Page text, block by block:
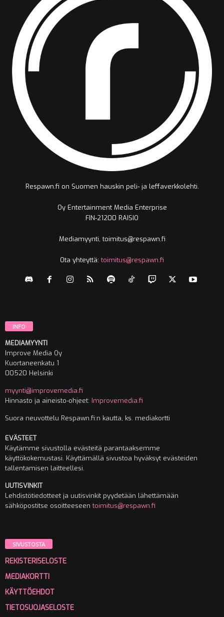
Respawn.fi on Suomen hauskin peli- ja leffaverkkolehti.
Oy Entertainment Media Enterprise
FIN-21200 RAISIO
Mediamyynti, toimitus@respawn.fi
Ota yhteyttä:toimitus@respawn.fi
INFO
MEDIAMYYNTI
Improve Media Oy
Kuortaneenkatu 1
00520 Helsinki
myynti@improvemedia.fi
Hinnasto ja aineisto-ohjeet: Improvemedia.fi
Suora neuvottelu Respawn.fi:n kautta, ks. mediakortti
EVÄSTEET
Käytämme sivustolla evästeitä parantaaksemme
käyttökokemustasi. Käyttämällä sivustoa hyväksyt evästeiden
tallentamisen laitteellesi.
UUTISVINKIT
Lehdistötiedotteet ja uutisvinkit pyydetään lähettämään
sähköpostitse osoitteeseentoimitus@respawn.fi
SIVUSTOSTA
REKISTERISELOSTE
MEDIAKORTTI
KÄYTTÖEHDOT
TIETOSUOJASELOSTE